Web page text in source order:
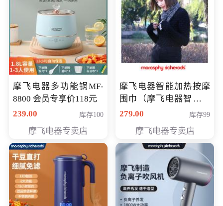
摩飞电器多功能锅MF-
8800 会员专享价118元
239.00
库存100
摩飞电器专卖店
摩飞电器智能加热按摩
围巾（摩飞电器智能加
热按摩围脖） 会员专享
279.00 库存99
摩飞电器专卖店